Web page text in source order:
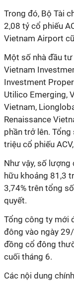
Trong đó, Bộ Tài
2,08 tỷ cổ phiếu
Vietnam Airport
Một số nhà đầu
Vietnam
Investment
Utilico Emerging,
Vietnam,
Renaissance
phần trở lên.
triệu cổ phiếu
Như vậy, số
hữu khoảng 81,3
3,74% trên tổng
quyết.
Tổng công ty mới
đông vào ngày
đồng cổ đông
cuối tháng 6.
Các nội dung